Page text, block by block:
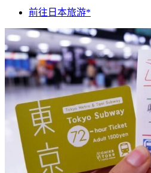
前往日本旅游*